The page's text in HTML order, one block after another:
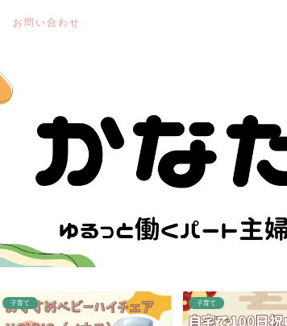
お問い合わせ
子育て 子育て